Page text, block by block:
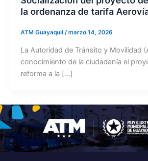
la ordenanza de tarifa
ATM Guayaquil /marzo 14, 2026
La Autoridad de Tránsito y Movilidad
conocimiento de la ciudadanía el
reforma a la […]